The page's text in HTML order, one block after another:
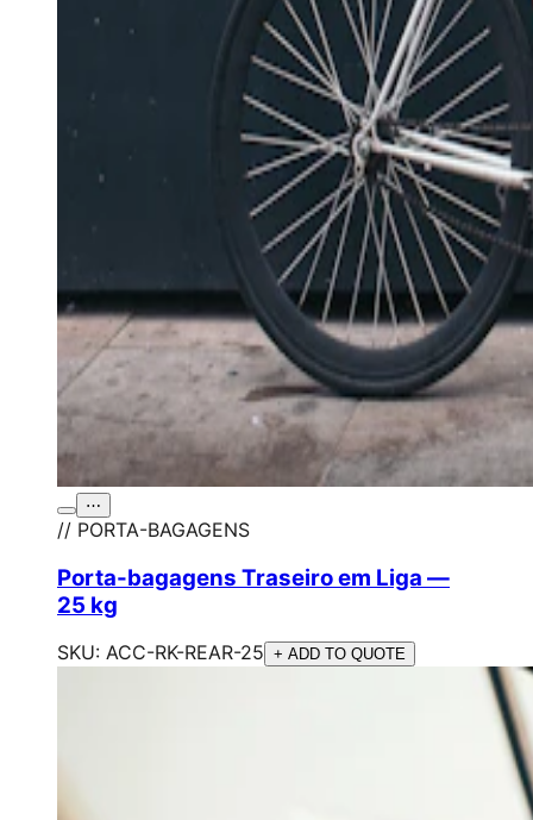
⋯
// PORTA-BAGAGENS
Porta-bagagens Traseiro em Liga —
25 kg
SKU: ACC-RK-REAR-25 + ADD TO QUOTE